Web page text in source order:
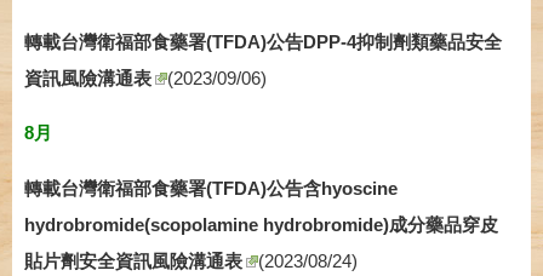
轉載台灣衛福部食藥署(TFDA)公告DPP-4抑制劑類藥品安全
資訊風險溝通表
(2023/09/06)
8月
轉載台灣衛福部食藥署(TFDA)公告含hyoscine
hydrobromide(scopolamine hydrobromide)成分藥品穿皮
貼片劑安全資訊風險溝通表
(2023/08/24)